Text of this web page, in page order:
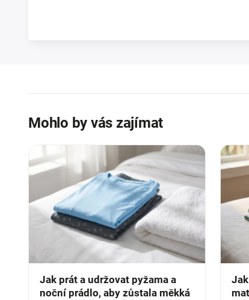
Mohlo by vás zajímat
Jak prát a udržovat pyžama a
noční prádlo, aby zůstala měkká